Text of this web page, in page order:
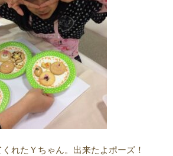
れたＹちゃん。出来たよポーズ！